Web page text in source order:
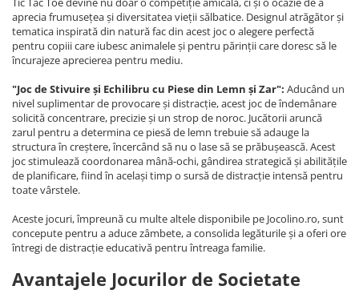
aprecia frumusețea și diversitatea vieții sălbatice. Designul atrăgător și
tematica inspirată din natură fac din acest joc o alegere perfectă
pentru copiii care iubesc animalele și pentru părinții care doresc să le
încurajeze aprecierea pentru mediu.
"Joc de Stivuire și Echilibru cu Piese din Lemn și Zar": Aducând un
nivel suplimentar de provocare și distracție, acest joc de îndemânare
solicită concentrare, precizie și un strop de noroc. Jucătorii aruncă
zarul pentru a determina ce piesă de lemn trebuie să adauge la
structura în creștere, încercând să nu o lase să se prăbușească. Acest
joc stimulează coordonarea mână-ochi, gândirea strategică și abilitățile
de planificare, fiind în același timp o sursă de distracție intensă pentru
toate vârstele.
Aceste jocuri, împreună cu multe altele disponibile pe Jocolino.ro, sunt
concepute pentru a aduce zâmbete, a consolida legăturile și a oferi ore
întregi de distracție educativă pentru întreaga familie.
Avantajele Jocurilor de Societate